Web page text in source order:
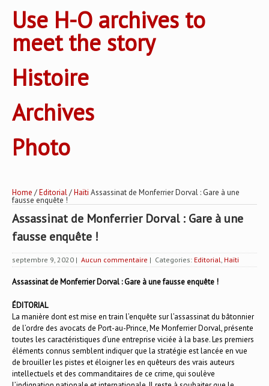
Use H-O archives to
meet the story
Histoire
Archives
Photo
Home /Editorial/Haïti Assassinat de Monferrier Dorval : Gare à une
fausse enquête !
Assassinat de Monferrier Dorval : Gare à une
fausse enquête !
septembre 9, 2020 | Aucun commentaire | Categories: Editorial, Haïti
Assassinat de Monferrier Dorval : Gare à une fausse enquête !
ÉDITORIAL
La manière dont est mise en train l’enquête sur l’assassinat du bâtonnier
de l’ordre des avocats de Port-au-Prince, Me Monferrier Dorval, présente
toutes les caractéristiques d’une entreprise viciée à la base. Les premiers
éléments connus semblent indiquer que la stratégie est lancée en vue
de brouiller les pistes et éloigner les en quêteurs des vrais auteurs
intellectuels et des commanditaires de ce crime, qui soulève